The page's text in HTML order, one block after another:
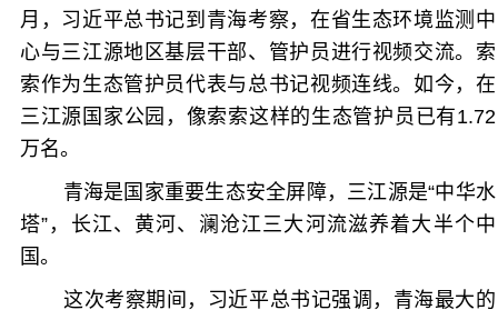
月，习近平总书记到青海考察，在省生态环境监测中
心与三江源地区基层干部、管护员进行视频交流。索
索作为生态管护员代表与总书记视频连线。如今，在
三江源国家公园，像索索这样的生态管护员已有1.72
万名。
青海是国家重要生态安全屏障，三江源是“中华水
塔”，长江、黄河、澜沧江三大河流滋养着大半个中
国。
这次考察期间，习近平总书记强调，青海最大的